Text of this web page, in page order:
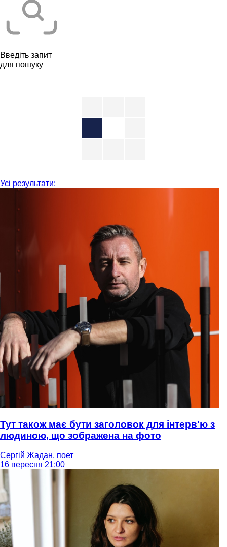
Введіть запит
для пошуку
Усі результати:
Тут також має бути заголовок для інтерв'ю з
людиною, що зображена на фото
Сергій Жадан, поет
16 вересня 21:00